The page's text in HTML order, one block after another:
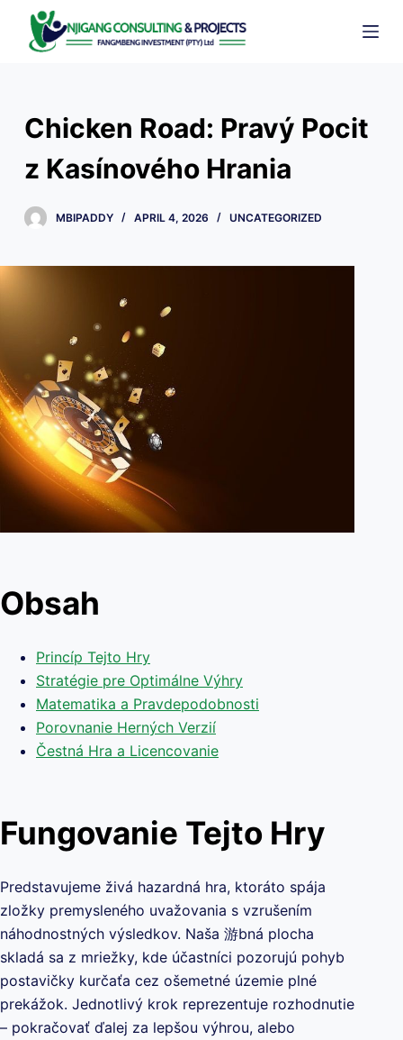
o
n
Chicken Road: Pravý Pocit
z Kasínového Hrania
MBIPADDY APRIL 4, 2026 UNCATEGORIZED
Obsah
Princíp Tejto Hry
Stratégie pre Optimálne Výhry
Matematika a Pravdepodobnosti
Porovnanie Herných Verzií
Čestná Hra a Licencovanie
Fungovanie Tejto Hry
Predstavujeme živá hazardná hra, ktoráto spája
zložky premysleného uvažovania s vzrušením
náhodnostných výsledkov. Naša 游bná plocha
skladá sa z mriežky, kde účastníci pozorujú pohyb
postavičky kurčaťa cez ošemetné územie plné
prekážok. Jednotlivý krok reprezentuje rozhodnutie
– pokračovať ďalej za lepšou výhrou, alebo